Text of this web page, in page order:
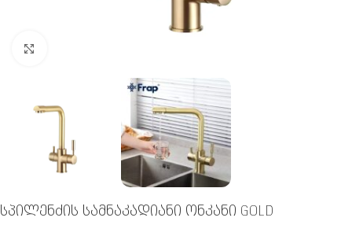
სპილენძის სამნაკადიანი ონკანი GOLD